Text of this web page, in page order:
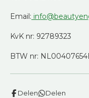
Email:
KvK nr: 92789323
BTW nr:
Delen Delen